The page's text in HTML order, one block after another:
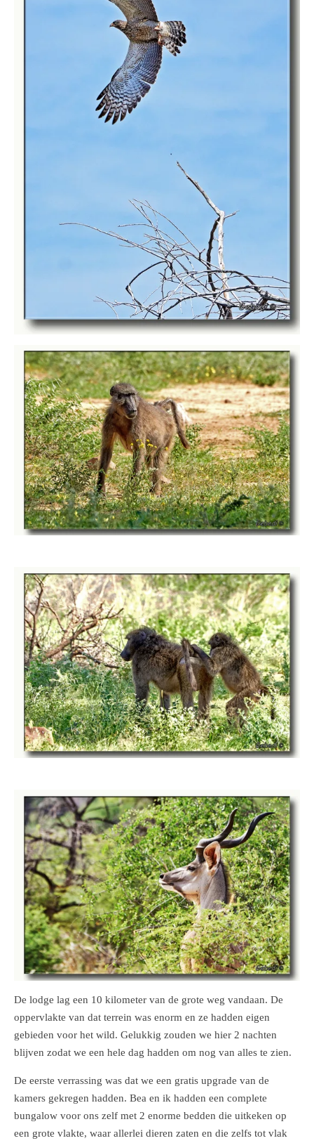
De lodge lag een 10 kilometer van de grote weg vandaan. De
oppervlakte van dat terrein was enorm en ze hadden eigen
gebieden voor het wild. Gelukkig zouden we hier 2 nachten
blijven zodat we een hele dag hadden om nog van alles te zien.
De eerste verrassing was dat we een gratis upgrade van de
kamers gekregen hadden. Bea en ik hadden een complete
bungalow voor ons zelf met 2 enorme bedden die uitkeken op
een grote vlakte, waar allerlei dieren zaten en die zelfs tot vlak